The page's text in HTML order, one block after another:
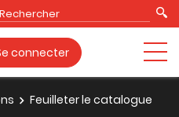
connecter
Feuilleter le catalogue